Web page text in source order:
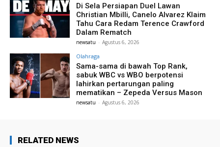
Di Sela Persiapan Duel Lawan
Christian Mbilli, Canelo Alvarez Klaim
Tahu Cara Redam Terence Crawford
Dalam Rematch
newsatu - Agustus 6, 2026
Olahraga
Sama-sama di bawah Top Rank,
sabuk WBC vs WBO berpotensi
lahirkan pertarungan paling
mematikan – Zepeda Versus Mason
newsatu - Agustus 6, 2026
RELATED NEWS